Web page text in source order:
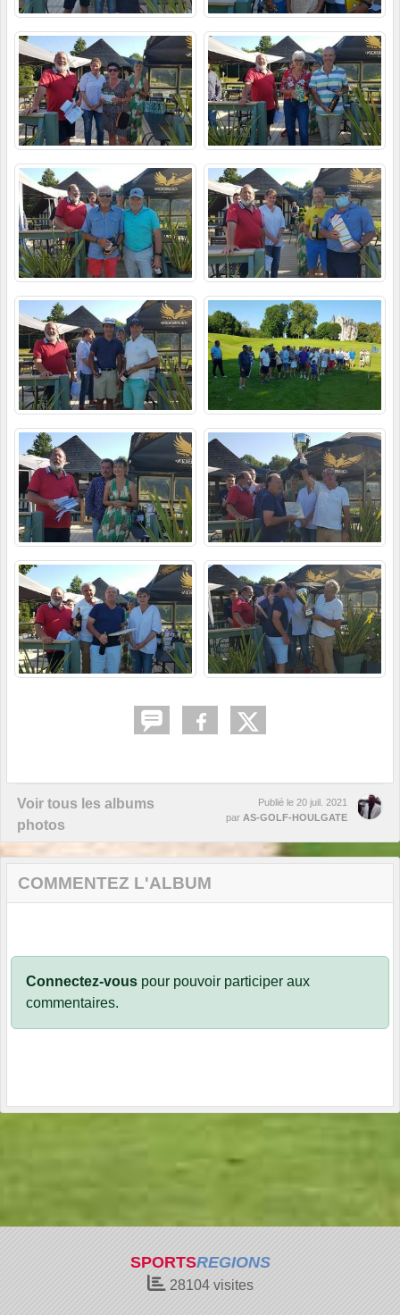
Voir tous les albums
photos
Publié le 20 juil. 2021
par AS-GOLF-HOULGATE
COMMENTEZ L'ALBUM
Connectez-vous pour pouvoir participer aux
commentaires.
SPORTSREGIONS
28104visites